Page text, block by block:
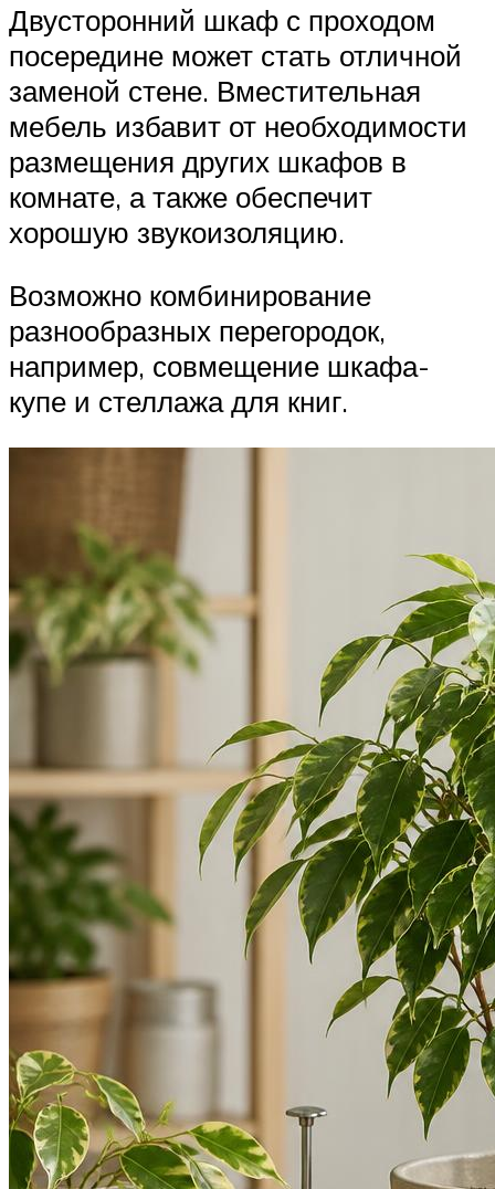
Двусторонний шкаф с проходом
посередине может стать отличной
заменой стене. Вместительная
мебель избавит от необходимости
размещения других шкафов в
комнате, а также обеспечит
хорошую звукоизоляцию.
Возможно комбинирование
разнообразных перегородок,
например, совмещение шкафа-
купе и стеллажа для книг.